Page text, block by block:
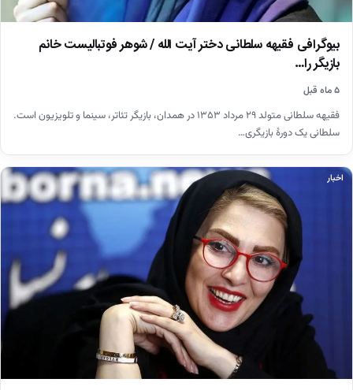
بیوگرافی فقیهه سلطانی دختر آیت الله / شوهر فوتبالیست خانم
بازیگر را…
۵ ماه قبل
فقیهه سلطانی متولد ۲۹ مرداد ۱۳۵۳ در همدان، بازیگر تئاتر، سینما و تلویزیون است.
سلطانی یک دورهٔ بازیگری…
اخبار